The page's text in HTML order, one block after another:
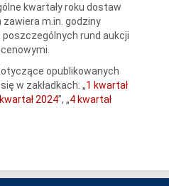
kwartały roku dostaw
zawiera m.in. godziny
rund aukcji
opublikowanych
w zakładkach: „1 kwartał
2024”, „4 kwartał